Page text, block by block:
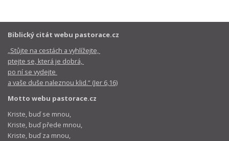
Biblický citát webu pastorace.cz
„Stůjte na cestách a vyhlížejte,
ptejte se, která je dobrá,
po ní se vydejte
a vaše duše naleznou klid.“ (Jer 6,16)
Motto webu pastorace.cz
Kriste, buď se mnou,
Kriste, buď přede mnou,
Kriste, buď za mnou,